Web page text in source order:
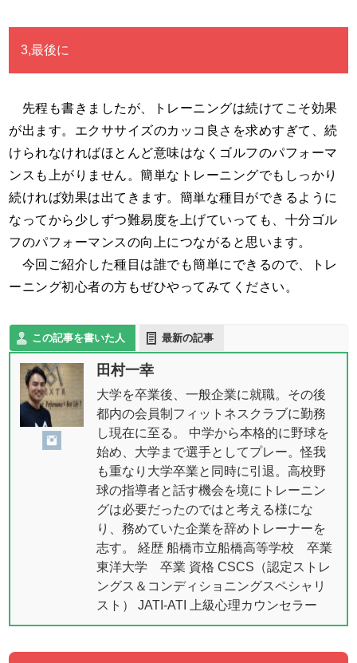
3,最後に
先程も書きましたが、トレーニングは続けてこそ効果
が出ます。エクササイズのカッコ良さを求めすぎて、続
けられなければほとんど意味はなくゴルフのパフォーマ
ンスも上がりません。簡単なトレーニングでもしっかり
続ければ効果は出てきます。簡単な種目ができるように
なってから少しずつ難易度を上げていっても、十分ゴル
フのパフォーマンスの向上につながると思います。
今回ご紹介した種目は誰でも簡単にできるので、トレ
ーニング初心者の方もぜひやってみてください。
この記事を書いた人 最新の記事
田村一幸
大学を卒業後、一般企業に就職。その後
都内の会員制フィットネスクラブに勤務
し現在に至る。 中学から本格的に野球を
始め、大学まで選手としてプレー。怪我
も重なり大学卒業と同時に引退。高校野
球の指導者と話す機会を境にトレーニン
グは必要だったのではと考える様にな
り、務めていた企業を辞めトレーナーを
志す。 経歴 船橋市立船橋高等学校 卒業
東洋大学 卒業 資格 CSCS（認定ストレ
ングス＆コンディショニングスペシャリ
スト） JATI-ATI 上級心理カウンセラー